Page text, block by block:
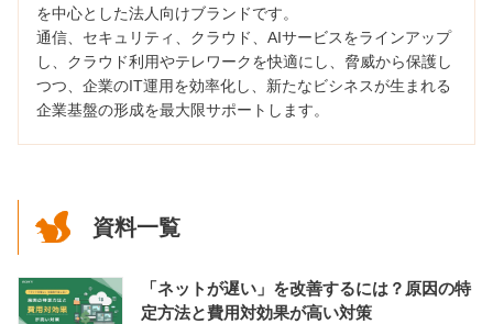
を中心とした法人向けブランドです。
通信、セキュリティ、クラウド、AIサービスをラインアップ
し、クラウド利用やテレワークを快適にし、脅威から保護し
つつ、企業のIT運用を効率化し、新たなビシネスが生まれる
企業基盤の形成を最大限サポートします。
資料一覧
「ネットが遅い」を改善するには？原因の特
定方法と費用対効果が高い対策